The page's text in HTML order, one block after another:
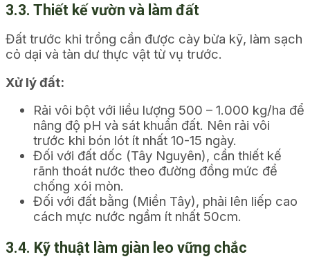
3.3. Thiết kế vườn và làm đất
Đất trước khi trồng cần được cày bừa kỹ, làm sạch
cỏ dại và tàn dư thực vật từ vụ trước.
Xử lý đất:
Rải vôi bột với liều lượng 500 – 1.000 kg/ha để
nâng độ pH và sát khuẩn đất. Nên rải vôi
trước khi bón lót ít nhất 10-15 ngày.
Đối với đất dốc (Tây Nguyên), cần thiết kế
rãnh thoát nước theo đường đồng mức để
chống xói mòn.
Đối với đất bằng (Miền Tây), phải lên liếp cao
cách mực nước ngầm ít nhất 50cm.
3.4. Kỹ thuật làm giàn leo vững chắc